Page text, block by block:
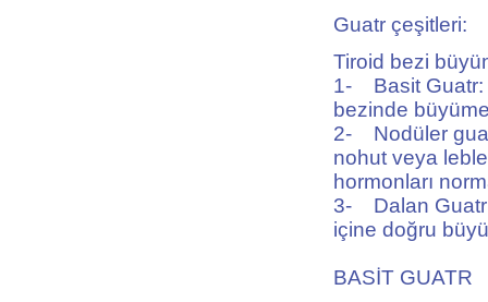
Guatr çeşitleri:
Tiroid bezi
1- Basit Guatr:
bezinde
2- Nodüler
nohut veya
hormonları
3- Dalan Guatr
içine doğru
BASİT GUATR